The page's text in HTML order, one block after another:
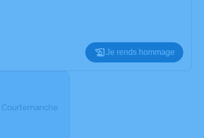
Je rends hommage